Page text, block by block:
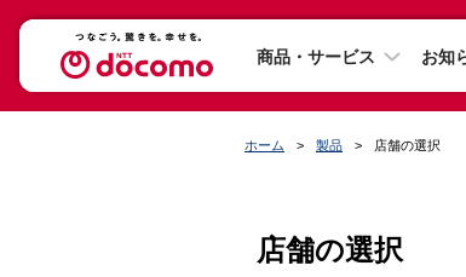
商品・サービス お知
ホーム 製品 店舗の選択
店舗の選択